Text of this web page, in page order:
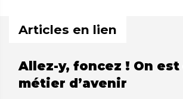
Articles en lien
Allez-y, foncez ! On est
métier d’avenir